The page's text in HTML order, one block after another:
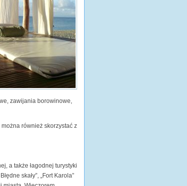
zawijania borowinowe,
również skorzystać z
a także łagodnej turystyki
skały”, „Fort Karola”